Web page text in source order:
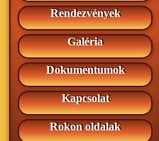
Rendezvények
Galéria
Dokumentumok
Kapcsolat
Rokon oldalak